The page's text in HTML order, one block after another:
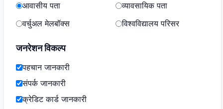
आवासीय पता
व्यावसायिक पता
वर्चुअल मेलबॉक्स
विश्वविद्यालय परिसर
जनरेशन विकल्प
पहचान जानकारी
संपर्क जानकारी
क्रेडिट कार्ड जानकारी